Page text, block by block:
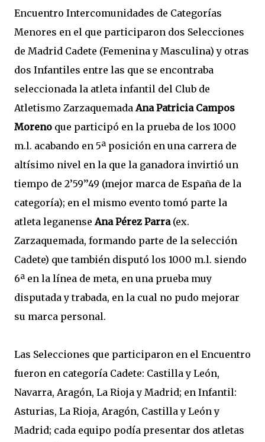
Encuentro Intercomunidades de Categorías
Menores en el que participaron dos Selecciones
de Madrid Cadete (Femenina y Masculina) y otras
dos Infantiles entre las que se encontraba
seleccionada la atleta infantil del Club de
Atletismo ZarzaquemadaAna Patricia Campos
Moreno que participó en la prueba de los 1000
m.l. acabando en 5ª posición en una carrera de
altísimo nivel en la que la ganadora invirtió un
tiempo de 2’59’’49 (mejor marca de España de la
categoría); en el mismo evento tomó parte la
atleta leganense Ana Pérez Parra(ex.
Zarzaquemada, formando parte de la selección
Cadete) que también disputó los 1000 m.l. siendo
6ª en la línea de meta, en una prueba muy
disputada y trabada, en la cual no pudo mejorar
su marca personal.
Las Selecciones que participaron en el Encuentro
fueron en categoría Cadete: Castilla y León,
Navarra, Aragón, La Rioja y Madrid; en Infantil:
Asturias, La Rioja, Aragón, Castilla y León y
Madrid; cada equipo podía presentar dos atletas